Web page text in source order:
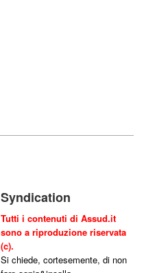
Syndication
Tutti i contenuti di Assud.it
sono a riproduzione riservata
(c).
Si chiede, cortesemente, di non